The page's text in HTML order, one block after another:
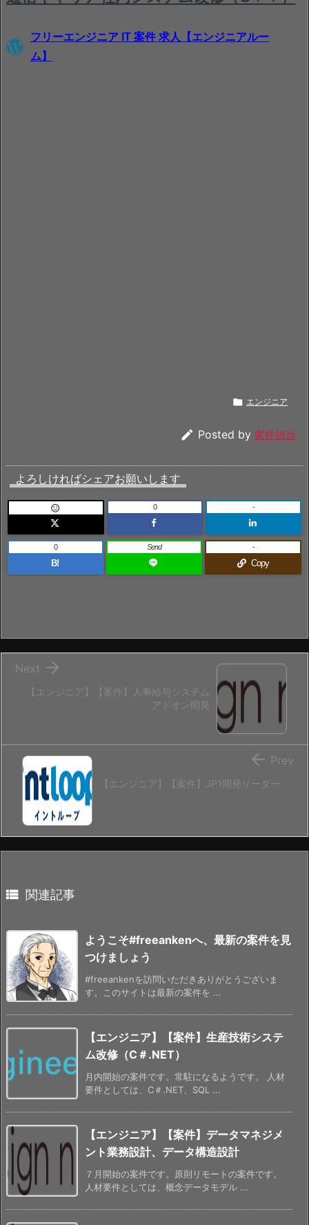
 エンジニア
 Posted by 案件担当
よろしければシェアお願いします
 0 -
B!
0 Send
Copy
-
【エンジニア】【案件】人事給与システム
アドオン開発

Next
【エンジニア】【案件】JP1開発リーダー
 Prev
 関連記事
ようこそ#freeankenへ、最新の案件を見
つけましょう
#freeankenを訪問いただきありがとうございま
す。このサイトは最新の案件を ...
【エンジニア】【案件】生産技術システ
ム改修（C＃.NET）
月内開始の案件です。常駐になるようです。 人材
要件としては、C＃.NET、SQL ...
【エンジニア】【案件】データマネジメ
ント業務設計、データ構造設計
７月開始の案件です。原則リモートの案件です。
人材要件としては、概念データモデル ...